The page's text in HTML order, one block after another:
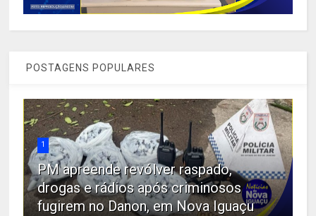
POSTAGENS POPULARES
1
PM apreende revólver raspado,
drogas e rádios após criminosos
fugirem no Danon, em Nova Iguaçu